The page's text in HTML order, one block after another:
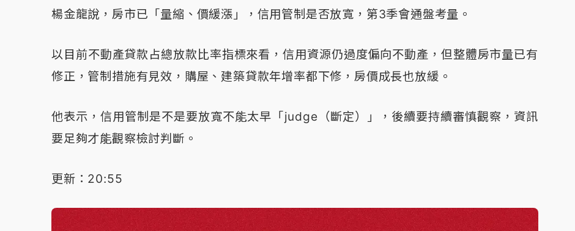
楊金龍說，房市已「量縮、價緩漲」，信用管制是否放寬，第3季會通盤考量。
以目前不動產貸款占總放款比率指標來看，信用資源仍過度偏向不動產，但整體房市量已有
修正，管制措施有見效，購屋、建築貸款年增率都下修，房價成長也放緩。
他表示，信用管制是不是要放寬不能太早「judge（斷定）」，後續要持續審慎觀察，資訊
要足夠才能觀察檢討判斷。
更新：20:55